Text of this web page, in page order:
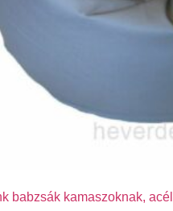
babzsák kamaszoknak,